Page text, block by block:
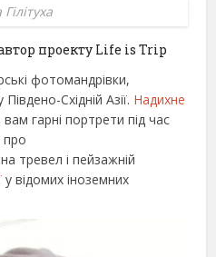
проекту Life is Trip
фотомандрівки,
Східній Азії. Надихне
гарні портрети під час
про
тревел і пейзажній
у відомих іноземних